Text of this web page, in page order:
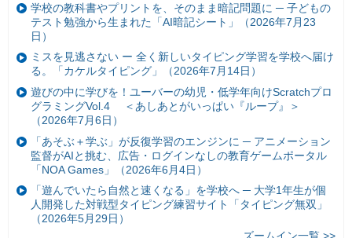
学校の教科書やプリントを、そのまま暗記問題に ─ 子どもの
テスト勉強から生まれた「AI暗記シート」（2026年7月23
日）
ミスを見逃さない ー 全く新しいタイピング学習を学校へ届け
る。「カケルタイピング」（2026年7月14日）
遊びの中に学びを！ユーバーの幼児・低学年向けScratchプロ
グラミングVol.4 ＜あしあとがいっぱい『ループ』＞
（2026年7月6日）
「あそぶ＋学ぶ」が反復学習のエンジンに ─ アニメーション
監督がAIと挑む、広告・ログインなしの教育ゲームポータル
「NOA Games」（2026年6月4日）
「遊んでいたら自然と速くなる」を学校へ ─ 大学1年生が個
人開発した対戦型タイピング練習サイト「タイピング無双」
（2026年5月29日）